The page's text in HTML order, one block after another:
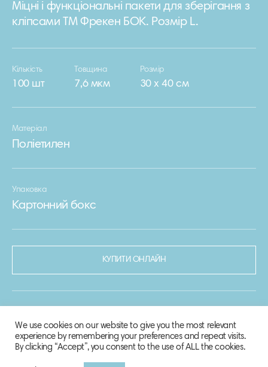
Міцні і функціональні пакети для зберігання з
кліпсами ТМ Фрекен БОК. Розмір L.
Кількість
100 шт
Товщина
7,6 мкм
Розмір
30 х 40 см
Матеріал
Поліетилен
Упаковка
Картонний бокс
КУПИТИ ОНЛАЙН
We use cookies on our website to give you the most relevant
experience by remembering your preferences and repeat visits.
By clicking “Accept”, you consent to the use of ALL the cookies.